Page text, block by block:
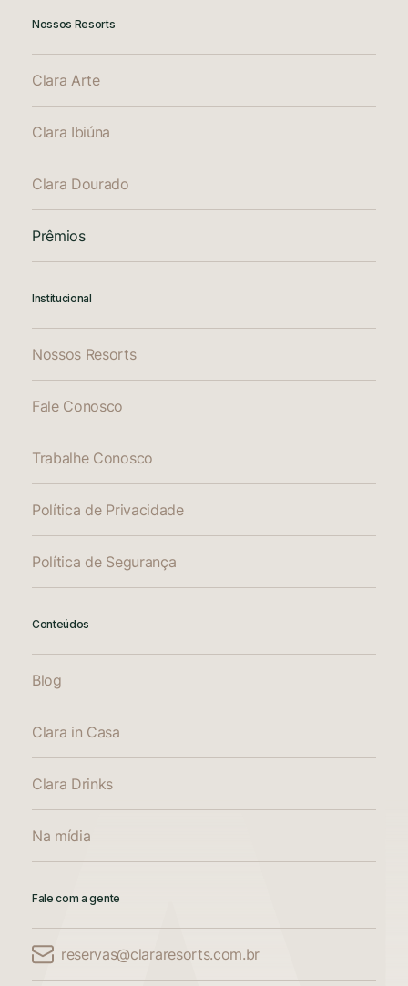
Nossos Resorts
Clara Arte
Clara Ibiúna
Clara Dourado
Prêmios
Institucional
Nossos Resorts
Fale Conosco
Trabalhe Conosco
Política de Privacidade
Política de Segurança
Conteúdos
Blog
Clara in Casa
Clara Drinks
Na mídia
Fale com a gente
reservas@clararesorts.com.br